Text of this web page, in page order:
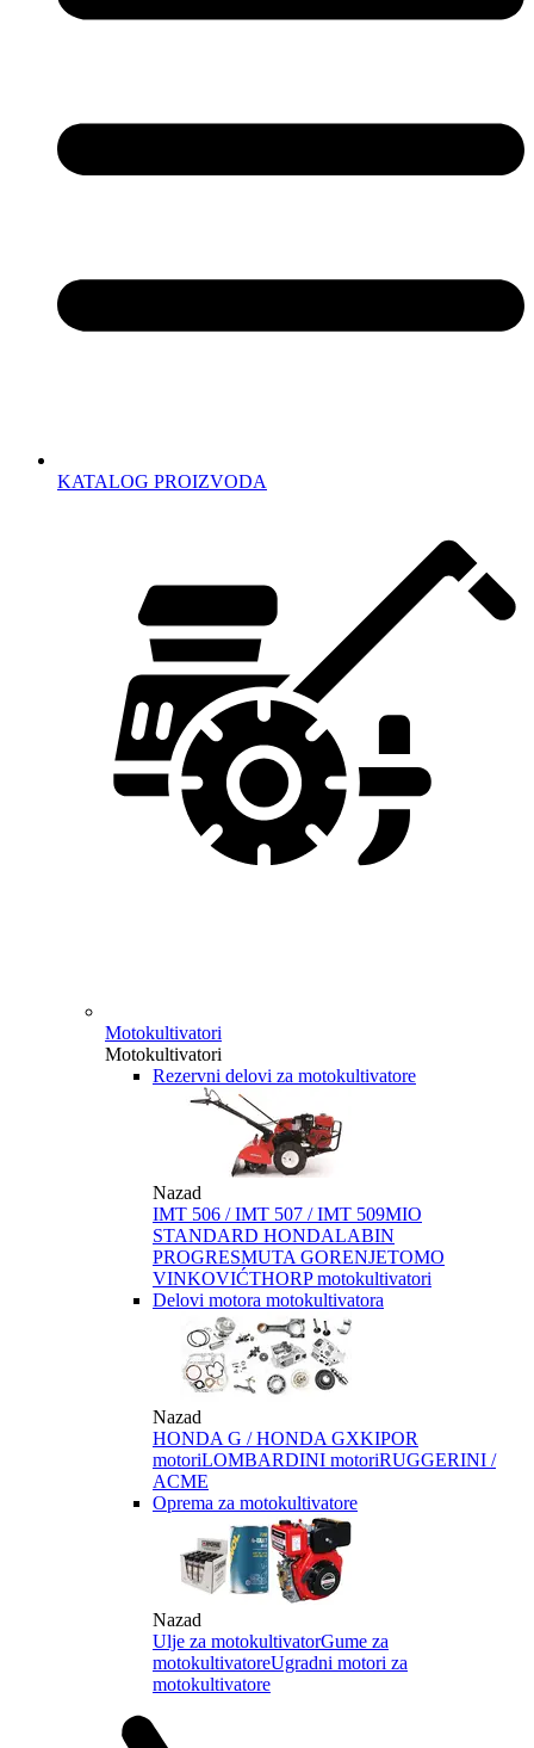
KATALOG PROIZVODA
Motokultivatori
Motokultivatori
Rezervni delovi za motokultivatore
Nazad
IMT 506 / IMT 507 / IMT 509MIO
STANDARD HONDALABIN
PROGRESMUTA GORENJETOMO
VINKOVIĆTHORP motokultivatori
Delovi motora motokultivatora
Nazad
HONDA G / HONDA GXKIPOR
motoriLOMBARDINI motoriRUGGERINI /
ACME
Oprema za motokultivatore
Nazad
Ulje za motokultivatorGume za
motokultivatoreUgradni motori za
motokultivatore